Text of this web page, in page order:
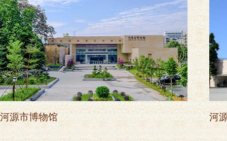
河源市博物馆 河